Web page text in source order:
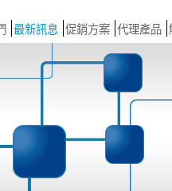
最新訊息 促銷方案 代理產品